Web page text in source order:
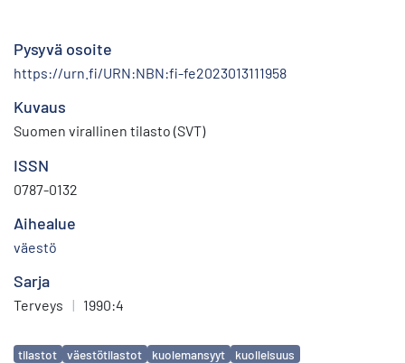
Pysyvä osoite
https://urn.fi/URN:NBN:fi-fe2023013111958
Kuvaus
Suomen virallinen tilasto (SVT)
ISSN
0787-0132
Aihealue
väestö
Sarja
Terveys | 1990:4
Avainsanat
tilastot väestötilastot kuolemansyyt kuolleisuus